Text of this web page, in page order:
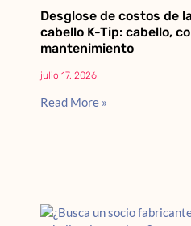
Desglose de costos de
cabello K-Tip: cabello,
mantenimiento
julio 17, 2026
Read More »